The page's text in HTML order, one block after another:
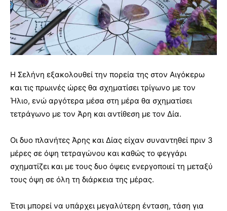
Η Σελήνη εξακολουθεί την πορεία της στον Αιγόκερω
και τις πρωινές ώρες θα σχηματίσει τρίγωνο με τον
Ήλιο, ενώ αργότερα μέσα στη μέρα θα σχηματίσει
τετράγωνο με τον Άρη και αντίθεση με τον Δία.
Οι δυο πλανήτες Άρης και Δίας είχαν συναντηθεί πριν 3
μέρες σε όψη τετραγώνου και καθώς το φεγγάρι
σχηματίζει και με τους δυο όψεις ενεργοποιεί τη μεταξύ
τους όψη σε όλη τη διάρκεια της μέρας.
Έτσι μπορεί να υπάρχει μεγαλύτερη ένταση, τάση για